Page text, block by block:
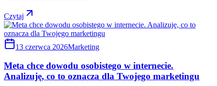
Czytaj
13 czerwca 2026Marketing
Meta chce dowodu osobistego w internecie.
Analizuję, co to oznacza dla Twojego marketingu